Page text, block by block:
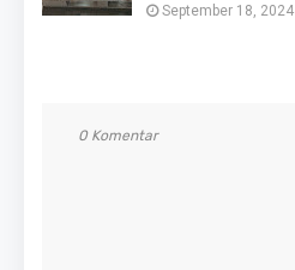
September 18, 2024
0 Komentar